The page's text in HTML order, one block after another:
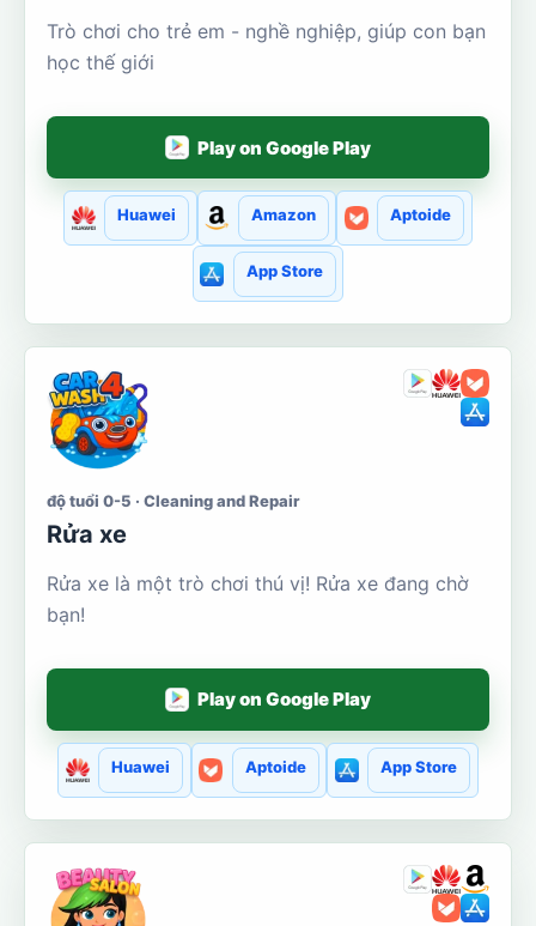
Trò chơi cho trẻ em - nghề nghiệp, giúp con bạn
học thế giới
Play on Google Play
Huawei Amazon Aptoide
App Store
độ tuổi 0-5 · Cleaning and Repair
Rửa xe
Rửa xe là một trò chơi thú vị! Rửa xe đang chờ
bạn!
Play on Google Play
Huawei Aptoide App Store